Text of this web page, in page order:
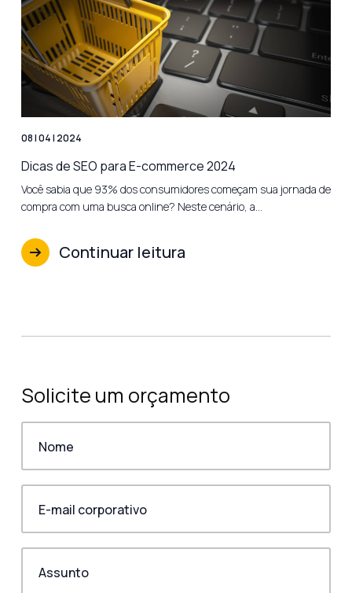
08 | 04 | 2024
Dicas de SEO para E-commerce 2024
Você sabia que 93% dos consumidores começam sua jornada de
compra com uma busca online? Neste cenário, a…
Continuar leitura
Solicite um orçamento